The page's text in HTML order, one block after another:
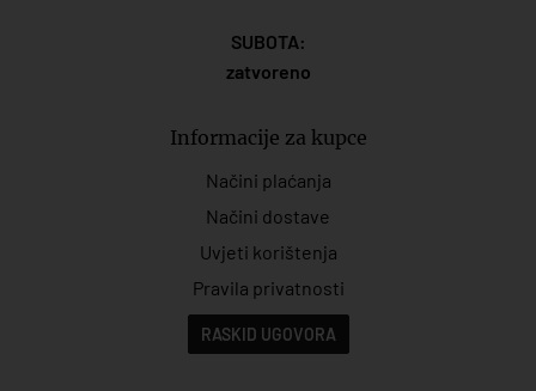
SUBOTA:
zatvoreno
Informacije za kupce
Načini plaćanja
Načini dostave
Uvjeti korištenja
Pravila privatnosti
RASKID UGOVORA